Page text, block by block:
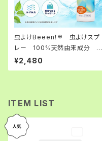
虫よけBeeen！®︎ 虫よけスプ
レー 100%天然由来成分 ア
ロマ 携帯（持ち運べる）
¥2,480
ITEM LIST